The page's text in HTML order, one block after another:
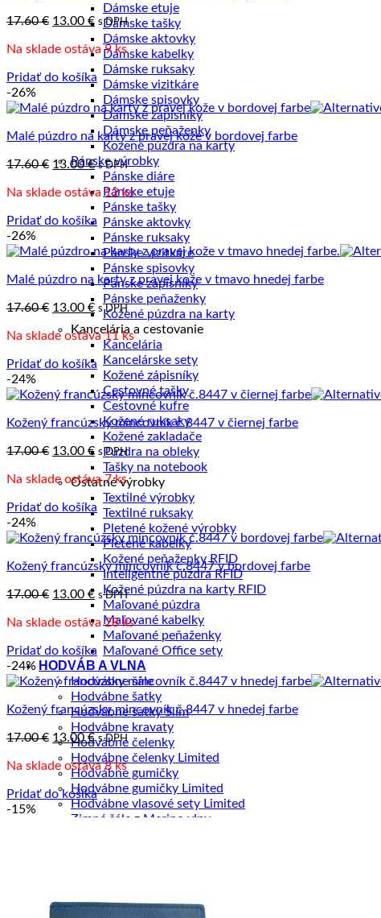
Dámske etuje
Dámske tašky
Dámske aktovky
Dámske kabelky
Dámske ruksaky
Dámske vizitkáre
Dámske spisovky
Dámske zápisníky
Dámske peňaženky
Kožené púzdra na karty
Pánske výrobky
Pánske diáre
Pánske etuje
Pánske tašky
Pánske aktovky
Pánske ruksaky
Pánske vizitkáre
Pánske spisovky
Pánske zápisníky
Pánske peňaženky
Kožené púzdra na karty
Kancelária a cestovanie
Kancelária
Kancelárske sety
Kožené zápisníky
Cestovné tašky
Cestovné kufre
Kožené ruksaky
Kožené zakladače
Púzdra na obleky
Tašky na notebook
Ostatné výrobky
Textilné výrobky
Textilné ruksaky
Pletené kožené výrobky
Pletené kabelky
Kožené peňaženky RFID
Inteligentné púzdra RFID
Kožené púzdra na karty RFID
Maľované púzdra
Maľované kabelky
Maľované peňaženky
Maľované Office sety
HODVÁB A VLNA
Hodvábne šále
Hodvábne šatky
Hodvábne šatky Slim
Hodvábne kravaty
Hodvábne čelenky
Hodvábne čelenky Limited
Hodvábne gumičky
Hodvábne gumičky Limited
Hodvábne vlasové sety Limited
Zimné šále z Merino vlny
KONTAKT
17.60€ Pôvodná
bola:
17.60 €.
13.00 €Aktuálna
cena
je:
13.00 €.
s DPH
Na sklade ostáva 9 ks
Pridať do košíka
-26%
Malé púzdro na karty z pravej kože v bordovej farbe
17.60€ Pôvodná
bola:
17.60 €.
13.00€Aktuálna
cena
je:
13.00 €.
s DPH
Na sklade ostáva 12 ks
Pridať do košíka
-26%
Malé púzdro na karty z pravej kože v tmavo hnedej farbe
17.60€ Pôvodná
cena
bola:
13.00 €Aktuálna
cena
je:
13.00 €.
s DPH
Na sklade ostáva 11 ks
Pridať do košíka
-24%
Kožený francúzsky mincovník č.8447 v čiernej farbe
17.00€ Pôvodná
bola:
17.00 €.
13.00 €Aktuálna
cena
je:
13.00 €.
s DPH
Na sklade ostáva 7 ks
Pridať do košíka
-24%
Kožený francúzsky mincovník č.8447 v bordovej farbe
17.00€ Pôvodná
bola:
17.00 €.
13.00 €Aktuálna
cena
je:
13.00 €.
s DPH
Na sklade ostáva 28 ks
Pridať do košíka
-24%
Kožený francúzsky mincovník č.8447 v hnedej farbe
17.00€ Pôvodná
cena
bola:
17.00 €.
13.00€Aktuálna
cena
je:
13.00 €.
s DPH
Na sklade ostáva 8 ks
Pridať do košíka
-15%